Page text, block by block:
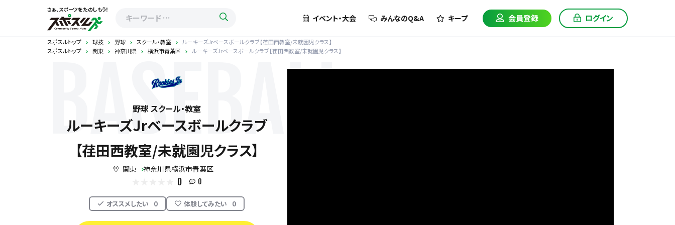
さぁ、スポーツをたのしもう！
イベント・大会 みんなのQ&A キープ 会員登録 ログイン
スポスルトップ 球技 野球 スクール・教室
ルーキーズJrベースボールクラブ【荏田西教室/未就園児クラス】
スポスルトップ
関東 神奈川県 横浜市青葉区 ルーキーズJrベースボールクラブ【荏田西教室/未就園児クラス】
BASEBALL
野球 スクール・教室
ルーキーズJrベースボールクラブ
【荏田西教室/未就園児クラス】
関東 神奈川県横浜市青葉区
0 0
オススメしたい 0 体験してみたい 0